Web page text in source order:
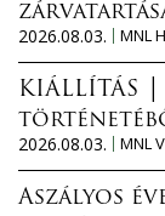
2026.08.03.
MNL
KIÁLLÍTÁS
2026.08.03.
MNL
Aszályos